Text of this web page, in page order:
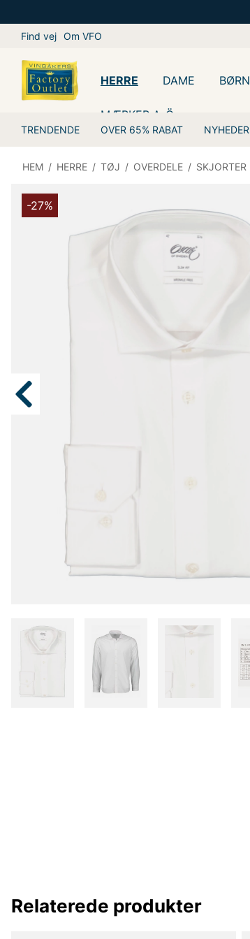
Find vej Om VFO
HERRE
TRENDENDE OVER 65% RABAT NYHEDER
DAME BØRN
MÆRKER A-Ö
HEM / HERRE / TØJ / OVERDELE / SKJORTER
-27%
Relaterede produkter